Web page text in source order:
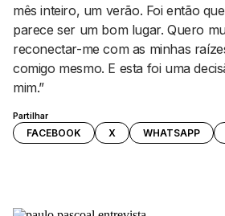
Partilhar
FACEBOOK X WHATSAPP
mês inteiro, um verão. Foi então
parece ser um bom lugar. Quero
reconectar-me com as minhas
comigo mesmo. E esta foi uma
mim.”